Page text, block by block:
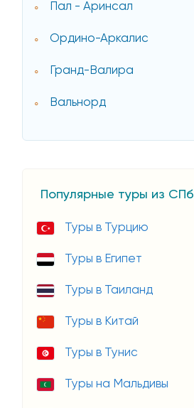
Пал - Аринсал
Ордино-Аркалис
Гранд-Валира
Вальнорд
Популярные туры из СПб
Туры в Турцию
Туры в Египет
Туры в Таиланд
Туры в Китай
Туры в Тунис
Туры на Мальдивы